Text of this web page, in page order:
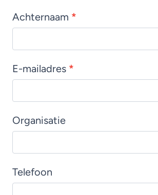
Achternaam *
E-mailadres *
Organisatie
Telefoon